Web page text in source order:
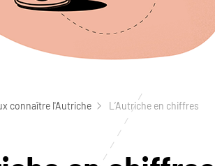
connaître l'Autriche L’Autriche en chiffres